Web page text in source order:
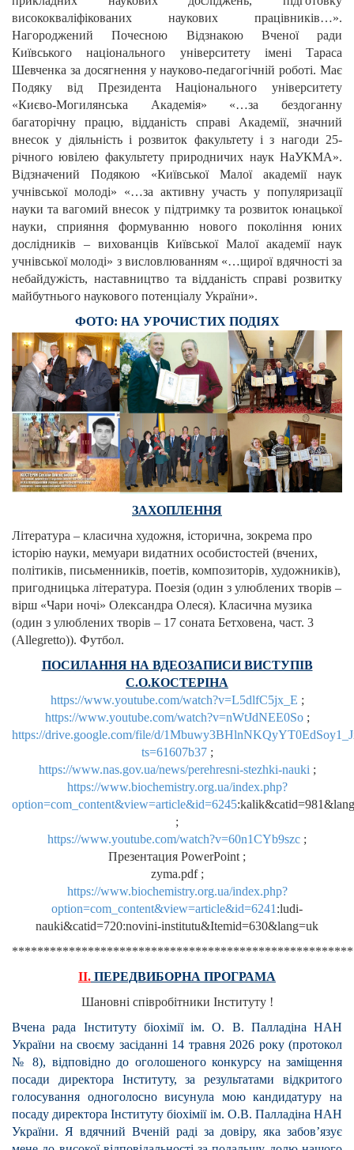
висококваліфікованих наукових працівників…».
Нагороджений Почесною Відзнакою Вченої ради
Київського національного університету імені Тараса
Шевченка за досягнення у науково-педагогічній роботі. Має
Подяку від Президента Національного університету
«Києво-Могилянська Академія» «…за бездоганну
багаторічну працю, відданість справі Академії, значний
внесок у діяльність і розвиток факультету і з нагоди 25-
річного ювілею факультету природничих наук НаУКМА».
Відзначений Подякою «Київської Малої академії наук
учнівської молоді» «…за активну участь у популяризації
науки та вагомий внесок у підтримку та розвиток юнацької
науки, сприяння формуванню нового покоління юних
дослідників – вихованців Київської Малої академії наук
учнівської молоді» з висловлюванням «…щирої вдячності за
небайдужість, наставництво та відданість справі розвитку
майбутнього наукового потенціалу України».
ФОТО: НА УРОЧИСТИХ ПОДІЯХ
ЗАХОПЛЕННЯ
Література – класична художня, історична, зокрема про
історію науки, мемуари видатних особистостей (вчених,
політиків, письменників, поетів, композиторів, художників),
пригодницька література. Поезія (один з улюблених творів –
вірш «Чари ночі» Олександра Олеся). Класична музика
(один з улюблених творів – 17 соната Бетховена, част. 3
(Allegretto)). Футбол.
ПОСИЛАННЯ НА ВДЕОЗАПИСИ ВИСТУПІВ
С.О.КОСТЕРІНА
https://www.youtube.com/watch?v=L5dlfC5jx_E ;
https://www.youtube.com/watch?v=nWtJdNEE0So;
https://drive.google.com/file/d/
ts=61607b37;
https://www.nas.gov.ua/news/perehresni-stezhki-nauki ;
https://www.biochemistry.org.ua/index.php?
option=com_content&view=article&id=6245
;
https://www.youtube.com/watch?v=60n1CYb9szc ;
Презентация PowerPoint ;
zyma.pdf ;
https://www.biochemistry.org.ua/index.php?
option=com_content&view=article&id=6241 :ludi-
nauki&catid=720:novini-institutu&Itemid=630&lang=uk
ІІ. ПЕРЕДВИБОРНА ПРОГРАМА
Шановні співробітники Інституту !
Вчена рада Інституту біохімії ім. О. В. Палладіна НАН
України на своєму засіданні 14 травня 2026 року (протокол
№ 8), відповідно до оголошеного конкурсу на заміщення
посади директора Інституту, за результатами відкритого
голосування одноголосно висунула мою кандидатуру на
посаду директора Інституту біохімії ім. О.В. Палладіна НАН
України. Я вдячний Вченій раді за довіру, яка забов’язує